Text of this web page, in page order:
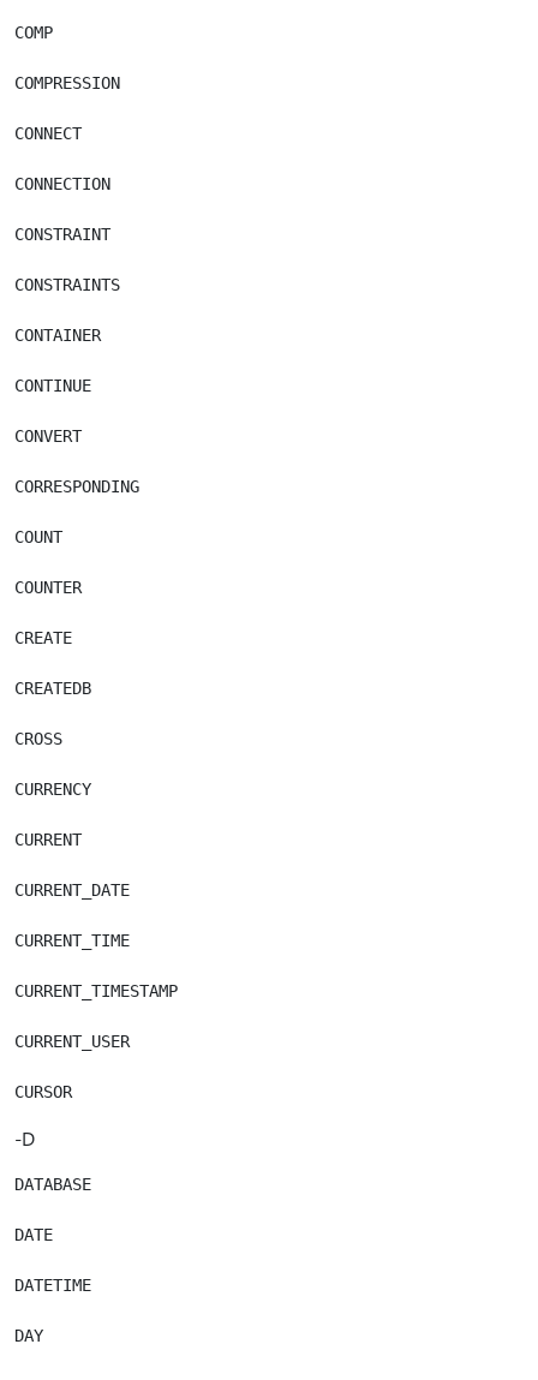
COMP
COMPRESSION
CONNECT
CONNECTION
CONSTRAINT
CONSTRAINTS
CONTAINER
CONTINUE
CONVERT
CORRESPONDING
COUNT
COUNTER
CREATE
CREATEDB
CROSS
CURRENCY
CURRENT
CURRENT_DATE
CURRENT_TIME
CURRENT_TIMESTAMP
CURRENT_USER
-D
DATABASE
DATE
DATETIME
DAY